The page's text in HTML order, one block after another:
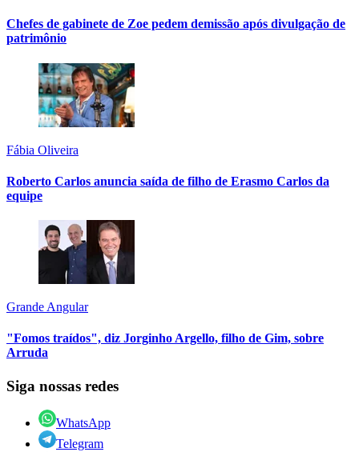
Chefes de gabinete de Zoe pedem demissão após divulgação de
patrimônio
Fábia Oliveira
Roberto Carlos anuncia saída de filho de Erasmo Carlos da
equipe
Grande Angular
"Fomos traídos", diz Jorginho Argello, filho de Gim, sobre
Arruda
Siga nossas redes
WhatsApp
Telegram